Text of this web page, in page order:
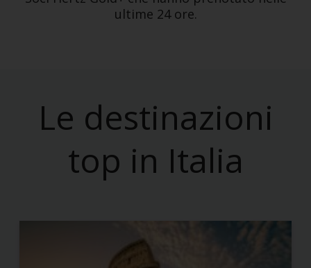
ultime 24 ore.
Le destinazioni
top in Italia